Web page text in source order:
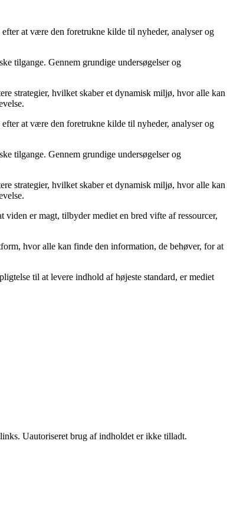
at være den foretrukne kilde til nyheder, analyser og
tilgange. Gennem grundige undersøgelser og
strategier, hvilket skaber et dynamisk miljø, hvor alle kan
at være den foretrukne kilde til nyheder, analyser og
tilgange. Gennem grundige undersøgelser og
strategier, hvilket skaber et dynamisk miljø, hvor alle kan
er magt, tilbyder mediet en bred vifte af ressourcer,
hvor alle kan finde den information, de behøver, for at
til at levere indhold af højeste standard, er mediet
Uautoriseret brug af indholdet er ikke tilladt.